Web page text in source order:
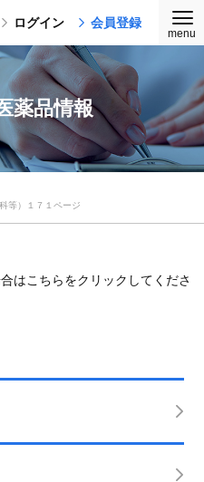
ログイン 会員登録
薬品情報
等）１７１ページ
はこちらをクリックしてくださ